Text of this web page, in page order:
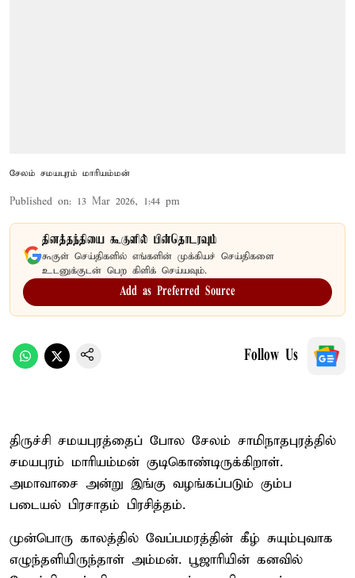
சேலம் சமயபுரம் மாரியம்மன்
Published on: 13 Mar 2026, 1:44 pm
தினத்தந்தியை கூகுளில் பின்தொடரவும்
கூகுள் செய்திகளில் எங்களின் முக்கியச் செய்திகளை
உடனுக்குடன் பெற கிளிக் செய்யவும்.
Add as Preferred Source
Follow Us
திருச்சி சமயபுரத்தைப் போல சேலம் சாமிநாதபுரத்தில்
சமயபுரம் மாரியம்மன் குடிகொண்டிருக்கிறாள்.
அமாவாசை அன்று இங்கு வழங்கப்படும் கும்ப
படையல் பிரசாதம் பிரசித்தம்.
முன்பொரு காலத்தில் வேப்பமரத்தின் கீழ் சுயும்புவாக
எழுந்தளியிருந்தாள் அம்மன். பூஜாரியின் கனவில்